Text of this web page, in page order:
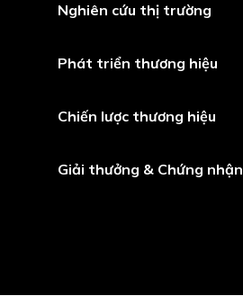
Nghiên cứu thị trường
Phát triển thương hiệu
Chiến lược thương hiệu
Giải thưởng & Chứng nhận